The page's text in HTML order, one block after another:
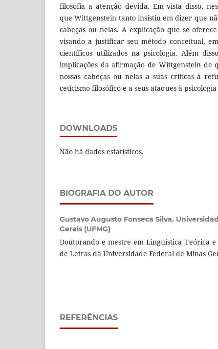
filosofia a atenção devida. Em vista disso,
que Wittgenstein tanto insistiu em dizer que
cabeças ou nelas. A explicação que se
visando a justificar seu método conceitual,
científicos utilizados na psicologia. Além
implicações da afirmação de Wittgenstein de
nossas cabeças ou nelas a suas críticas à
ceticismo filosófico e a seus ataques à
DOWNLOADS
Não há dados estatísticos.
BIOGRAFIA DO AUTOR
Gustavo Augusto Fonseca Silva,
Gerais (UFMG)
Doutorando e mestre em Linguística Teórica
de Letras da Universidade Federal de Minas
REFERÊNCIAS